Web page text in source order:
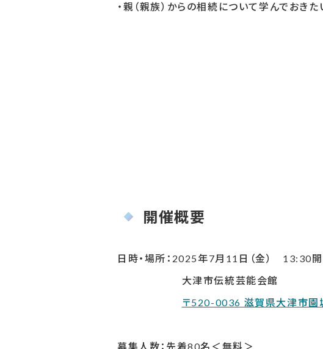
・親（親族）からの相続について学んでおきた
開催概要
日時・場所：2025年7月11日（金）
大津市伝統芸能会館
〒520-0036 滋賀県大津市
募集人数：先着80名＜無料＞